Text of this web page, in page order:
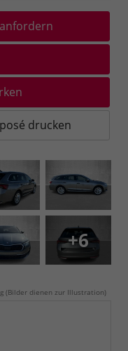
drucken
+6
(Bilder dienen zur Illustration)